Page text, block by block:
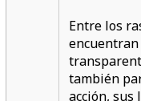
Entre los
encuentran
también
acción, sus